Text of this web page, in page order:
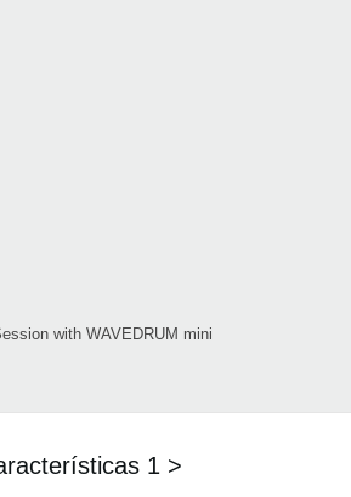
with WAVEDRUM mini
1 >